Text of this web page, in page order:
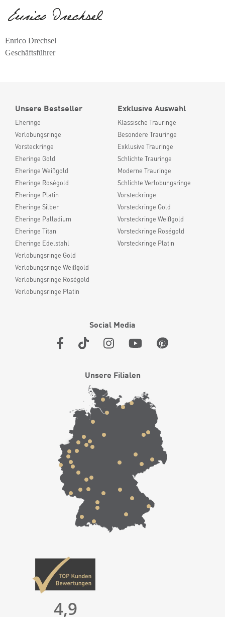
Enrico Drechsel
Geschäftsführer
Unsere Bestseller
Eheringe
Verlobungsringe
Vorsteckringe
Eheringe Gold
Eheringe Weißgold
Eheringe Roségold
Eheringe Platin
Eheringe Silber
Eheringe Palladium
Eheringe Titan
Eheringe Edelstahl
Verlobungsringe Gold
Verlobungsringe Weißgold
Verlobungsringe Roségold
Verlobungsringe Platin
Exklusive Auswahl
Klassische Trauringe
Besondere Trauringe
Exklusive Trauringe
Schlichte Trauringe
Moderne Trauringe
Schlichte Verlobungsringe
Vorsteckringe
Vorsteckringe Gold
Vorsteckringe Weißgold
Vorsteckringe Roségold
Vorsteckringe Platin
Social Media
Unsere Filialen
4,9